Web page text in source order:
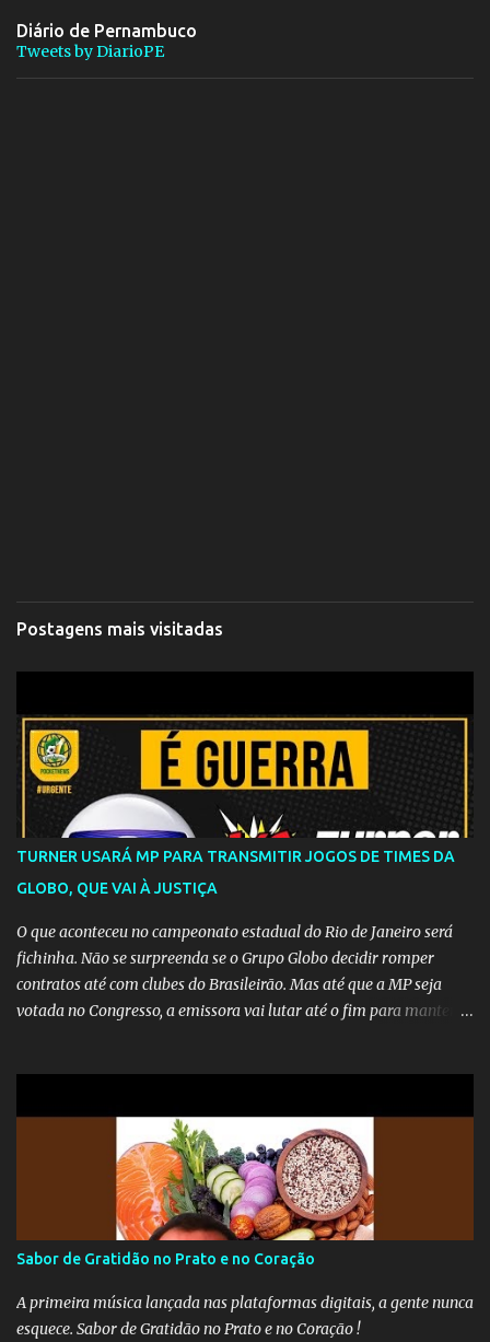
Diário de Pernambuco
Tweets by DiarioPE
Postagens mais visitadas
TURNER USARÁ MP PARA TRANSMITIR JOGOS DE TIMES DA
GLOBO, QUE VAI À JUSTIÇA
O que aconteceu no campeonato estadual do Rio de Janeiro será
fichinha. Não se surpreenda se o Grupo Globo decidir romper
contratos até com clubes do Brasileirão. Mas até que a MP seja
votada no Congresso, a emissora vai lutar até o fim para manter o
Sabor de Gratidão no Prato e no Coração
A primeira música lançada nas plataformas digitais, a gente nunca
esquece. Sabor de Gratidão no Prato e no Coração !